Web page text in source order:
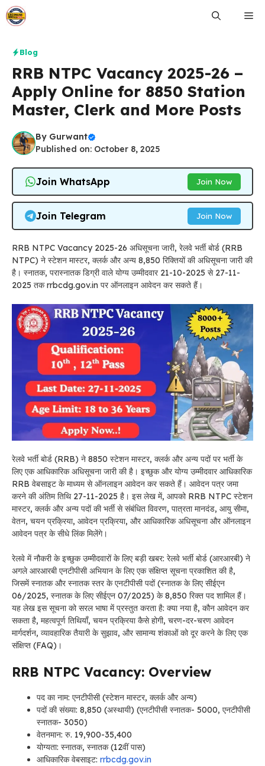
Skip
to
Blog
RRB NTPC Vacancy 2025-26 –
Apply Online for 8850 Station
Master, Clerk and More Posts
By Gurwant
Published on: October 8, 2025
Join WhatsApp Join Now
Join Telegram Join Now
RRB NTPC Vacancy 2025-26 अधिसूचना जारी, रेलवे भर्ती बोर्ड (RRB
NTPC) ने स्टेशन मास्टर, क्लर्क और अन्य 8,850 रिक्तियों की अधिसूचना जारी की
है। स्नातक, परास्नातक डिग्री वाले योग्य उम्मीदवार 21-10-2025 से 27-11-
2025 तक rrbcdg.gov.in पर ऑनलाइन आवेदन कर सकते हैं।
रेलवे भर्ती बोर्ड (RRB) ने 8850 स्टेशन मास्टर, क्लर्क और अन्य पदों पर भर्ती के
लिए एक आधिकारिक अधिसूचना जारी की है। इच्छुक और योग्य उम्मीदवार आधिकारिक
RRB वेबसाइट के माध्यम से ऑनलाइन आवेदन कर सकते हैं। आवेदन पत्र जमा
करने की अंतिम तिथि 27-11-2025 है। इस लेख में, आपको RRB NTPC स्टेशन
मास्टर, क्लर्क और अन्य पदों की भर्ती से संबंधित विवरण, पात्रता मानदंड, आयु सीमा,
वेतन, चयन प्रक्रिया, आवेदन प्रक्रिया, और आधिकारिक अधिसूचना और ऑनलाइन
आवेदन पत्र के सीधे लिंक मिलेंगे।
रेलवे में नौकरी के इच्छुक उम्मीदवारों के लिए बड़ी खबर: रेलवे भर्ती बोर्ड (आरआरबी) ने
अगले आरआरबी एनटीपीसी अभियान के लिए एक संक्षिप्त सूचना प्रकाशित की है,
जिसमें स्नातक और स्नातक स्तर के एनटीपीसी पदों (स्नातक के लिए सीईएन
06/2025, स्नातक के लिए सीईएन 07/2025) के 8,850 रिक्त पद शामिल हैं।
यह लेख इस सूचना को सरल भाषा में प्रस्तुत करता है: क्या नया है, कौन आवेदन कर
सकता है, महत्वपूर्ण तिथियाँ, चयन प्रक्रिया कैसे होगी, चरण-दर-चरण आवेदन
मार्गदर्शन, व्यावहारिक तैयारी के सुझाव, और सामान्य शंकाओं को दूर करने के लिए एक
संक्षिप्त (FAQ)।
RRB NTPC Vacancy: Overview
पद का नाम: एनटीपीसी (स्टेशन मास्टर, क्लर्क और अन्य)
पदों की संख्या: 8,850 (अस्थायी) (एनटीपीसी स्नातक- 5000, एनटीपीसी
स्नातक- 3050)
वेतनमान: रु. 19,900-35,400
योग्यता: स्नातक, स्नातक (12वीं पास)
आधिकारिक वेबसाइट: rrbcdg.gov.in